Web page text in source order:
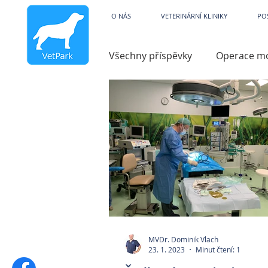
O NÁS VETERINÁRNÍ KLINIKY
Všechny příspěvky Operace
Dysfunkce Charita
Hydroterapie Operace
Zobrazovací technika
Pooperační péče
MVDr. Dominik Vlach
23. 1. 2023
Minut čtení: 1